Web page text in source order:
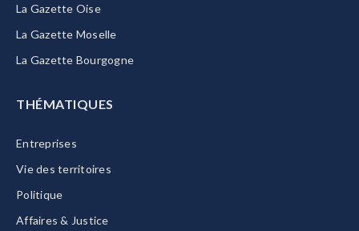
La Gazette Oise
La Gazette Moselle
La Gazette Bourgogne
THÉMATIQUES
Entreprises
Vie des territoires
Politique
Affaires & Justice